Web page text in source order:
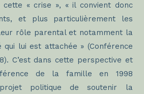
« crise », « il convient donc
et plus particulièrement les
rôle parental et notamment la
qui lui est attachée » (Conférence
C’est dans cette perspective et
de la famille en 1998
politique de soutenir la